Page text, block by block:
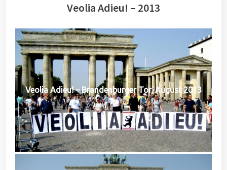
Veolia Adieu! – 2013
Veolia Adieu! – Brandenburger Tor, August 2013